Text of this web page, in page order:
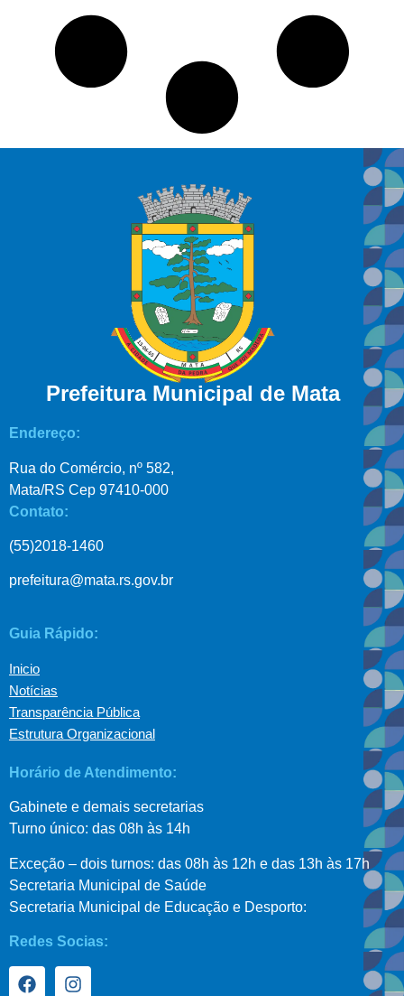
Prefeitura Municipal de Mata
Endereço:
Rua do Comércio, nº 582,
Mata/RS Cep 97410-000
Contato:
(55)2018-1460
prefeitura@mata.rs.gov.br
Guia Rápido:
Inicio
Notícias
Transparência Pública
Estrutura Organizacional
Horário de Atendimento:
Gabinete e demais secretarias
Turno único: das 08h às 14h
Exceção – dois turnos: das 08h às 12h e das 13h às 17h
Secretaria Municipal de Saúde
Secretaria Municipal de Educação e Desporto:
Redes Socias: